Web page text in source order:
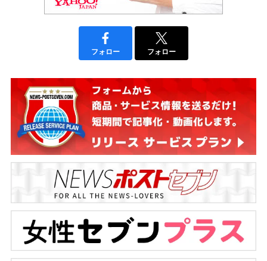
フォロー フォロー